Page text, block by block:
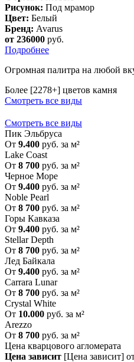
Рисунок: Под мрамор
Цвет: Белый
Бренд: Avarus
от 236000 руб.
Подробнее
Огромная палитра на любой
Более [2278+] цветов камня
Смотреть все виды
Смотреть все виды
Пик Эльбруса
От 9.400 руб. за м²
Lake Coast
От 8 700 руб. за м²
Черное Море
От 9.400 руб. за м²
Noble Pearl
От 8 700 руб. за м²
Горы Кавказа
От 9.400 руб. за м²
Stellar Depth
От 8 700 руб. за м²
Лед Байкала
От 9.400 руб. за м²
Carrara Lunar
От 8 700 руб. за м²
Crystal White
От 10.000 руб. за м²
Arezzo
От 8 700 руб. за м²
Цена кварцового агломерата
Цена зависит [Цена зависит]